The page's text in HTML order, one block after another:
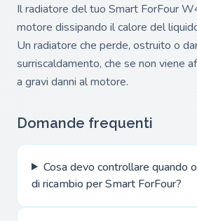
Il radiatore del tuo Smart ForFour
motore dissipando il calore del
Un radiatore che perde, ostruito o
surriscaldamento, che se non viene
a gravi danni al motore.
Domande frequenti
Cosa devo controllare quando
di ricambio per Smart ForFour?